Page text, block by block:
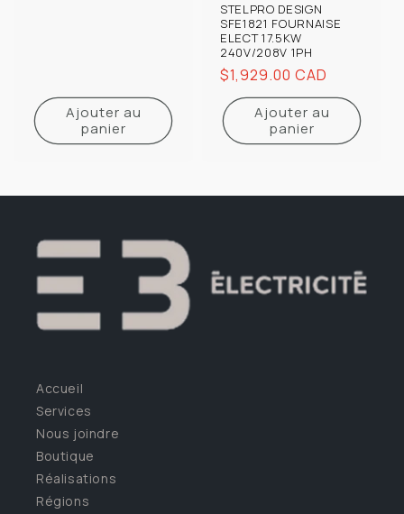
Ajouter au
panier
STELPRO DESIGN
SFE1821 FOURNAISE
ELECT 17.5KW
240V/208V 1PH
Prix
habituel
$1,929.00 CAD
Ajouter au
panier
Accueil
Services
Nous joindre
Boutique
Réalisations
Régions